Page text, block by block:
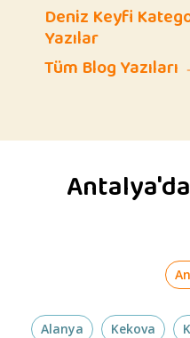
Deniz Keyfi
Yazılar
Tüm Blog Yazıları
Alanya Kekova